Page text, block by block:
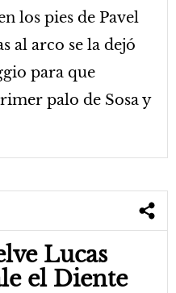
los pies de Pavel
al arco se la dejó
para que
palo de Sosa y
Lucas
el Diente